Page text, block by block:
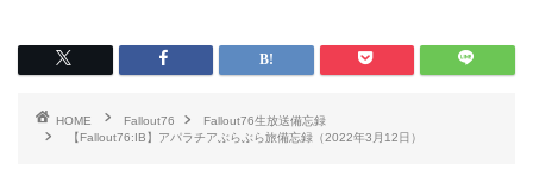
HOME Fallout76
Fallout76生放送備忘録
【Fallout76:IB】アパラチアぶらぶら旅備忘録（2022年3月12日）